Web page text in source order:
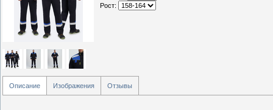
Рост:
Описание Изображения Отзывы